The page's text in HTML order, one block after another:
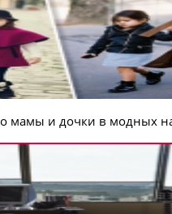
мамы и дочки в модных